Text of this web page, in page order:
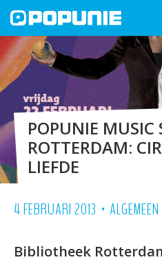
POPUNIE MUSIC
ROTTERDAM:
LIEFDE
4 FEBRUARI 2013 • ALGEMEEN
Bibliotheek